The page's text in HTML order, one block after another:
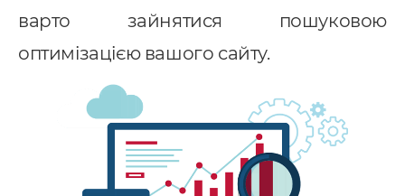
варто зайнятися пошуковою
оптимізацією вашого сайту.